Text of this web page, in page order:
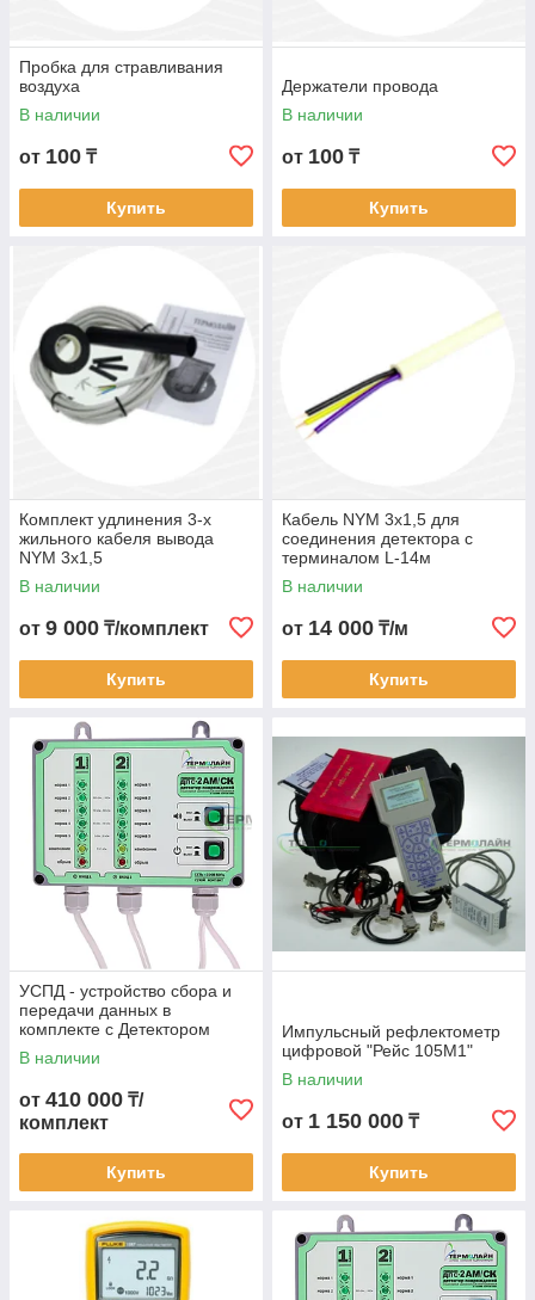
Пробка для стравливания
воздуха
В наличии
от 100 ₸
Купить
Держатели провода
В наличии
от 100 ₸
Купить
Комплект удлинения 3-х
жильного кабеля вывода
NYM 3x1,5
В наличии
от 9 000 ₸/комплект
Купить
Кабель NYM 3x1,5 для
соединения детектора с
терминалом L-14м
В наличии
от 14 000 ₸/м
Купить
УСПД - устройство сбора и
передачи данных в
комплекте с Детектором
повреждений ПИККОН
В наличии
от 410 000 ₸/
комплект
Купить
Импульсный рефлектометр
цифровой "Рейс 105М1"
В наличии
от 1 150 000 ₸
Купить